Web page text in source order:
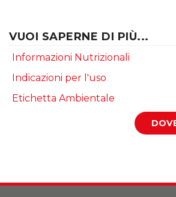
VUOI SAPERNE DI PIÙ...
Informazioni Nutrizionali
Indicazioni per l'uso
Etichetta Ambientale